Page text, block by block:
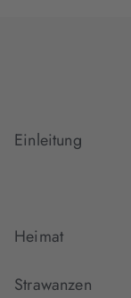
Einleitung
Heimat
Strawanzen